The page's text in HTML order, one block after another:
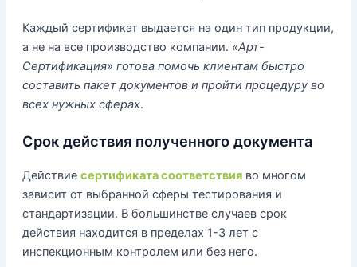
Каждый сертификат выдается на один тип продукции,
а не на все производство компании. «Арт-
Сертификация» готова помочь клиентам быстро
составить пакет документов и пройти процедуру во
всех нужных сферах.
Срок действия полученного документа
Действие сертификата соответствияво многом
зависит от выбранной сферы тестирования и
стандартизации. В большинстве случаев срок
действия находится в пределах 1-3 лет с
инспекционным контролем или без него.